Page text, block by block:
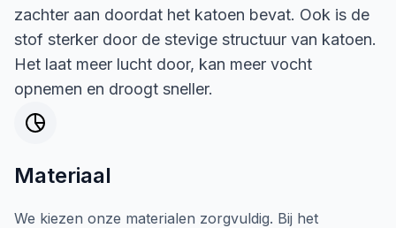
zachter aan doordat het katoen bevat. Ook is de
stof sterker door de stevige structuur van katoen.
Het laat meer lucht door, kan meer vocht
opnemen en droogt sneller.
Materiaal
We kiezen onze materialen zorgvuldig. Bij het